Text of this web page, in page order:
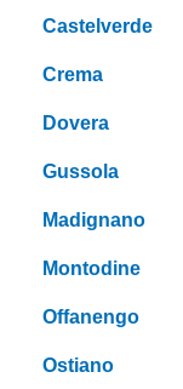
Castelverde
Crema
Dovera
Gussola
Madignano
Montodine
Offanengo
Ostiano